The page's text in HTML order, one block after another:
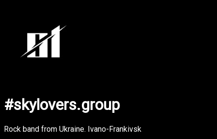
#skylovers.group
Rock band from Ukraine. Ivano-Frankivsk